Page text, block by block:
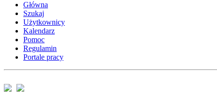
Główna
Szukaj
Użytkownicy
Kalendarz
Pomoc
Regulamin
Portale pracy